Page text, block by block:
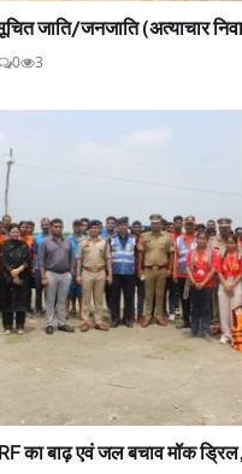
जाति/जनजाति (अत्याचार
0 3
का बाढ़ एवं जल बचाव मॉक